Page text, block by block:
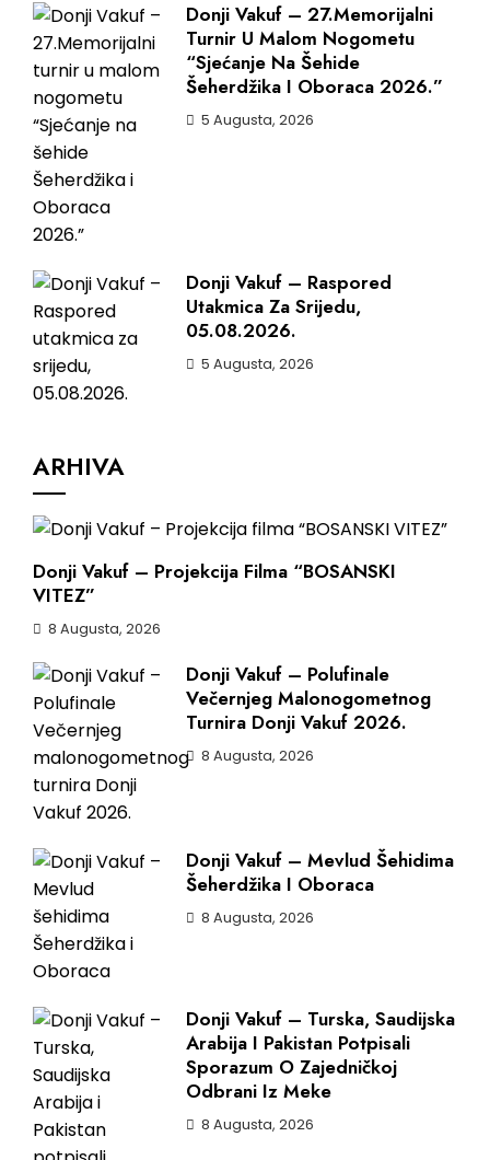
Donji Vakuf – 27.Memorijalni
Turnir U Malom Nogometu
“Sjećanje Na Šehide
Šeherdžika I Oboraca 2026.”
5 Augusta, 2026
Donji Vakuf – Raspored
Utakmica Za Srijedu,
05.08.2026.
5 Augusta, 2026
ARHIVA
Donji Vakuf – Projekcija Filma “BOSANSKI
VITEZ”
8 Augusta, 2026
Donji Vakuf – Polufinale
Večernjeg Malonogometnog
Turnira Donji Vakuf 2026.
8 Augusta, 2026
Donji Vakuf – Mevlud Šehidima
Šeherdžika I Oboraca
8 Augusta, 2026
Donji Vakuf – Turska, Saudijska
Arabija I Pakistan Potpisali
Sporazum O Zajedničkoj
Odbrani Iz Meke
8 Augusta, 2026